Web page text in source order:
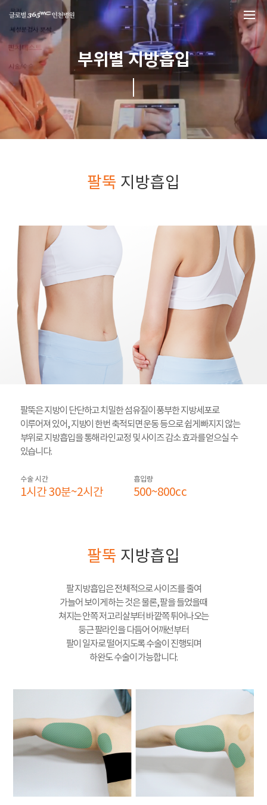
부위별 지방흡입
Liposuction by site
팔뚝 지방흡입
팔뚝은 지방이 단단하고 치밀한 섬유질이 풍부한 지방세포로
이루어져 있어, 지방이 한번 축적되면 운동 등으로 쉽게 빠지지 않는
부위로 지방흡입을 통해 라인교정 및 사이즈 감소 효과를 얻으실 수
있습니다.
수술 시간
1시간 30분~2시간
흡입량
500~800cc
팔뚝 지방흡입
팔 지방흡입은 전체적으로 사이즈를 줄여
가늘어 보이게 하는 것은 물론, 팔을 들었을때
쳐지는 안쪽 저고리살부터 바깥쪽 튀어나오는
둥근 팔라인을 다듬어 어깨선부터
팔이 일자로 떨어지도록 수술이 진행되며
하완도 수술이 가능합니다.